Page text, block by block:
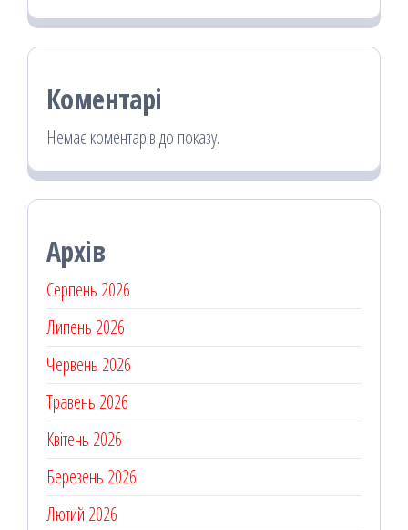
Коментарі
Немає коментарів до показу.
Архів
Серпень 2026
Липень 2026
Червень 2026
Травень 2026
Квітень 2026
Березень 2026
Лютий 2026